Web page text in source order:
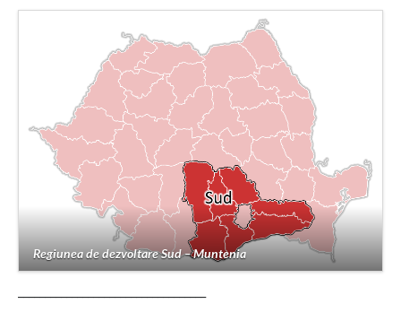
Regiunea de dezvoltare Sud – Muntenia